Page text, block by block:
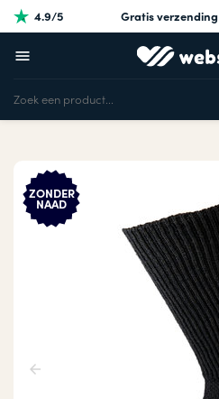
4.9/5 Gratis verzending
ZONDER
NAAD